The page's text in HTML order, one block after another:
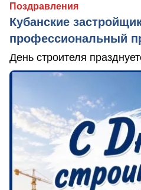
Поздравления
Кубанские
профессиональный
День строителя